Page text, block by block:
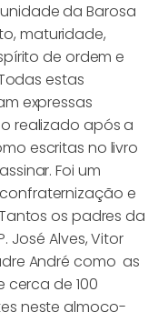
da Barosa
maturidade,
de ordem e
estas
expressas
realizado após a
escritas no livro
Foi um
e
os padres da
José Alves, Vitor
André como as
cerca de 100
neste almoço-